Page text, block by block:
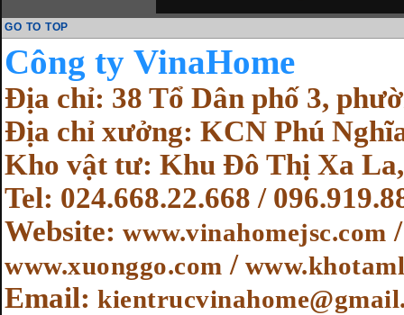
GO TO TOP
Công ty VinaHome
Địa chỉ: 38 Tổ Dân phố 3,
Địa chỉ xưởng: KCN Phú
Kho vật tư: Khu Đô Thị Xa
Tel: 024.668.22.668 /
Website: www.vinahomejsc.com
www.xuonggo.com /
Email: